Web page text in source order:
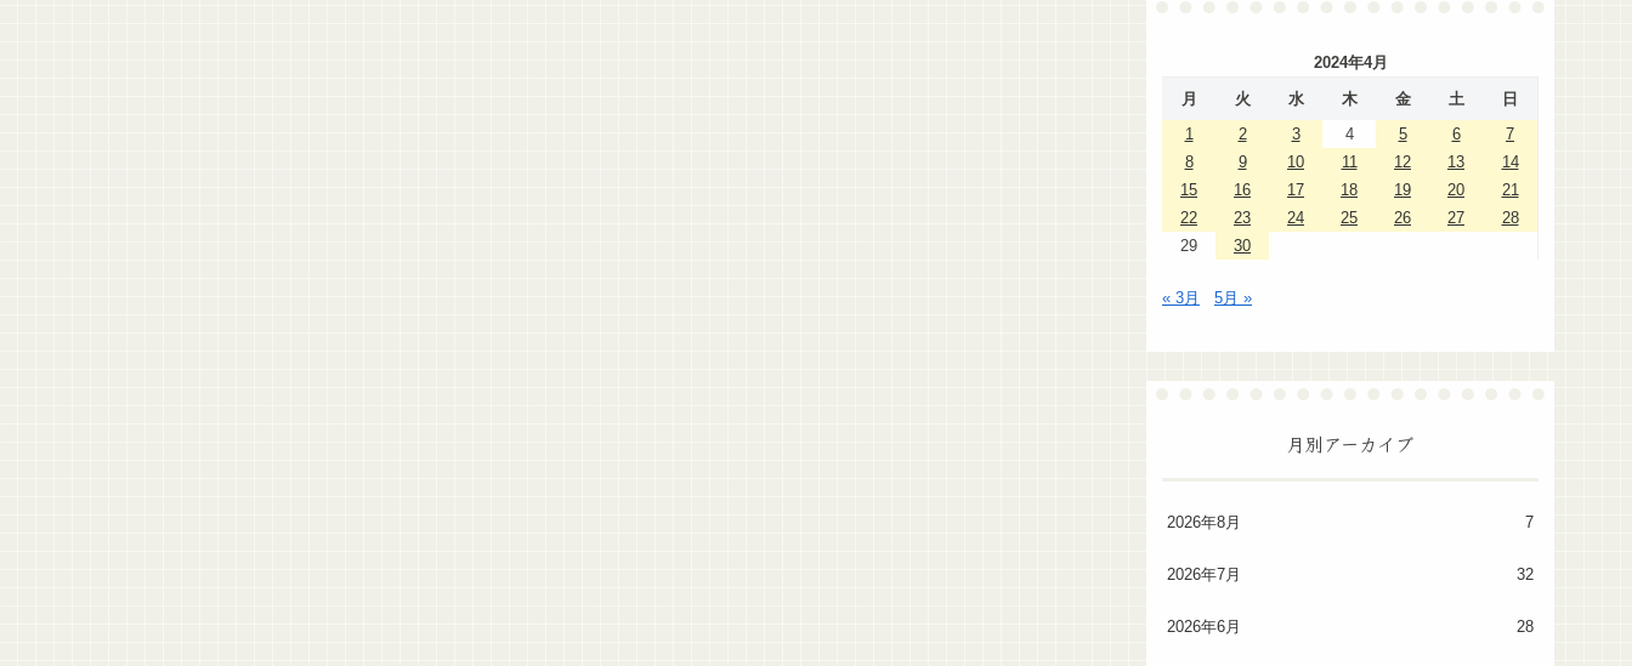
2024年4月
月
火 水 木 金 土
日
1
2 3 4 5 6
7
8
9 10 11 12 13
14
15
16 17 18 19 20
21
22
23 24 25 26 27
28
29
30
« 3月 5月 »
月別アーカイブ
2026年8月 7
2026年7月 32
2026年6月 28